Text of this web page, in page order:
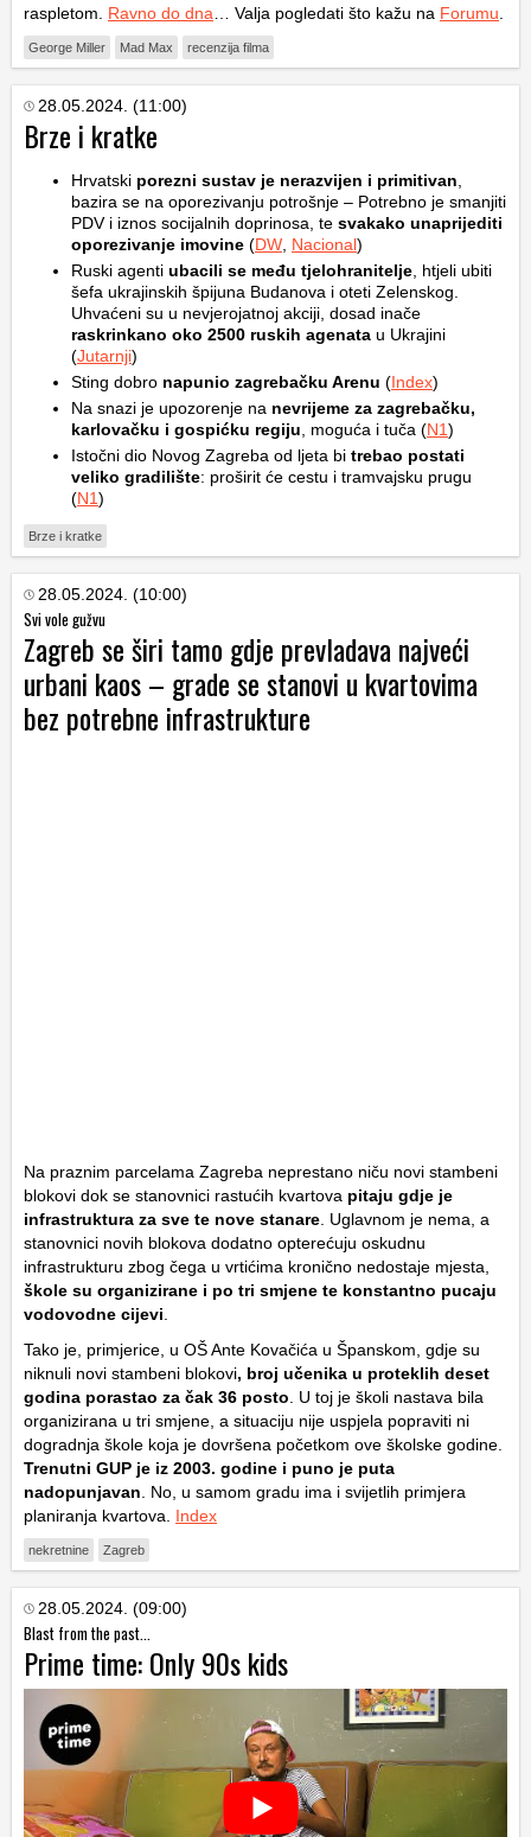
raspletom. Ravno do dna … Valja pogledati što kažu na Forumu
George Miller Mad Max recenzija filma
28.05.2024. (11:00)
Brze i kratke
Hrvatski porezni sustav je nerazvijen i primitivan
bazira se na oporezivanju potrošnje – Potrebno je smanjiti
PDV i iznos socijalnih doprinosa, te svakako unaprijediti
oporezivanje imovine (DW Nacional)
Ruski agenti ubacili se među tjelohranitelje , htjeli ubiti
šefa ukrajinskih špijuna Budanova i oteti Zelenskog.
Uhvaćeni su u nevjerojatnoj akciji, dosad inače
raskrinkano oko 2500 ruskih agenata u Ukrajini
(Jutarnji)
Sting dobro napunio zagrebačku Arenu (Index)
Na snazi je upozorenje na nevrijeme za zagrebačku,
karlovačku i gospićku regiju , moguća i tuča (N1)
Istočni dio Novog Zagreba od ljeta bi trebao postati
veliko gradilište: proširit će cestu i tramvajsku prugu
(N1)
Brze i kratke
28.05.2024. (10:00)
Svi vole gužvu
Zagreb se širi tamo gdje prevladava najveći
urbani kaos – grade se stanovi u kvartovima
bez potrebne infrastrukture
Na praznim parcelama Zagreba neprestano niču novi stambeni
blokovi dok se stanovnici rastućih kvartova pitaju gdje je
infrastruktura za sve te nove stanare . Uglavnom je nema, a
stanovnici novih blokova dodatno opterećuju oskudnu
infrastrukturu zbog čega u vrtićima kronično nedostaje mjesta,
škole su organizirane i po tri smjene te konstantno pucaju
vodovodne cijevi
Tako je, primjerice, u OŠ Ante Kovačića u Španskom, gdje su
niknuli novi stambeni blokovi, broj učenika u proteklih deset
godina porastao za čak 36 posto . U toj je školi nastava bila
organizirana u tri smjene, a situaciju nije uspjela popraviti ni
dogradnja škole koja je dovršena početkom ove školske godine.
Trenutni GUP je iz 2003. godine i puno je puta
nadopunjavan . No, u samom gradu ima i svijetlih primjera
planiranja kvartova. Index
nekretnine Zagreb
28.05.2024. (09:00)
Blast from the past...
Prime time: Only 90s kids